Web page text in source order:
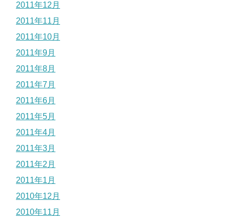
2011年12月
2011年11月
2011年10月
2011年9月
2011年8月
2011年7月
2011年6月
2011年5月
2011年4月
2011年3月
2011年2月
2011年1月
2010年12月
2010年11月